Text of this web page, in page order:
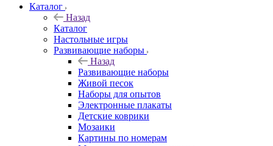
Каталог
Назад
Каталог
Настольные игры
Развивающие наборы
Назад
Развивающие наборы
Живой песок
Наборы для опытов
Электронные плакаты
Детские коврики
Мозаики
Картины по номерам